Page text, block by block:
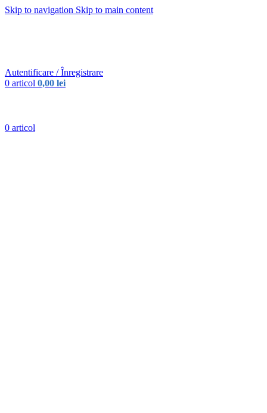
Skip to navigation Skip to main content
Autentificare / Înregistrare
0 articol 0,00 lei
0 articol